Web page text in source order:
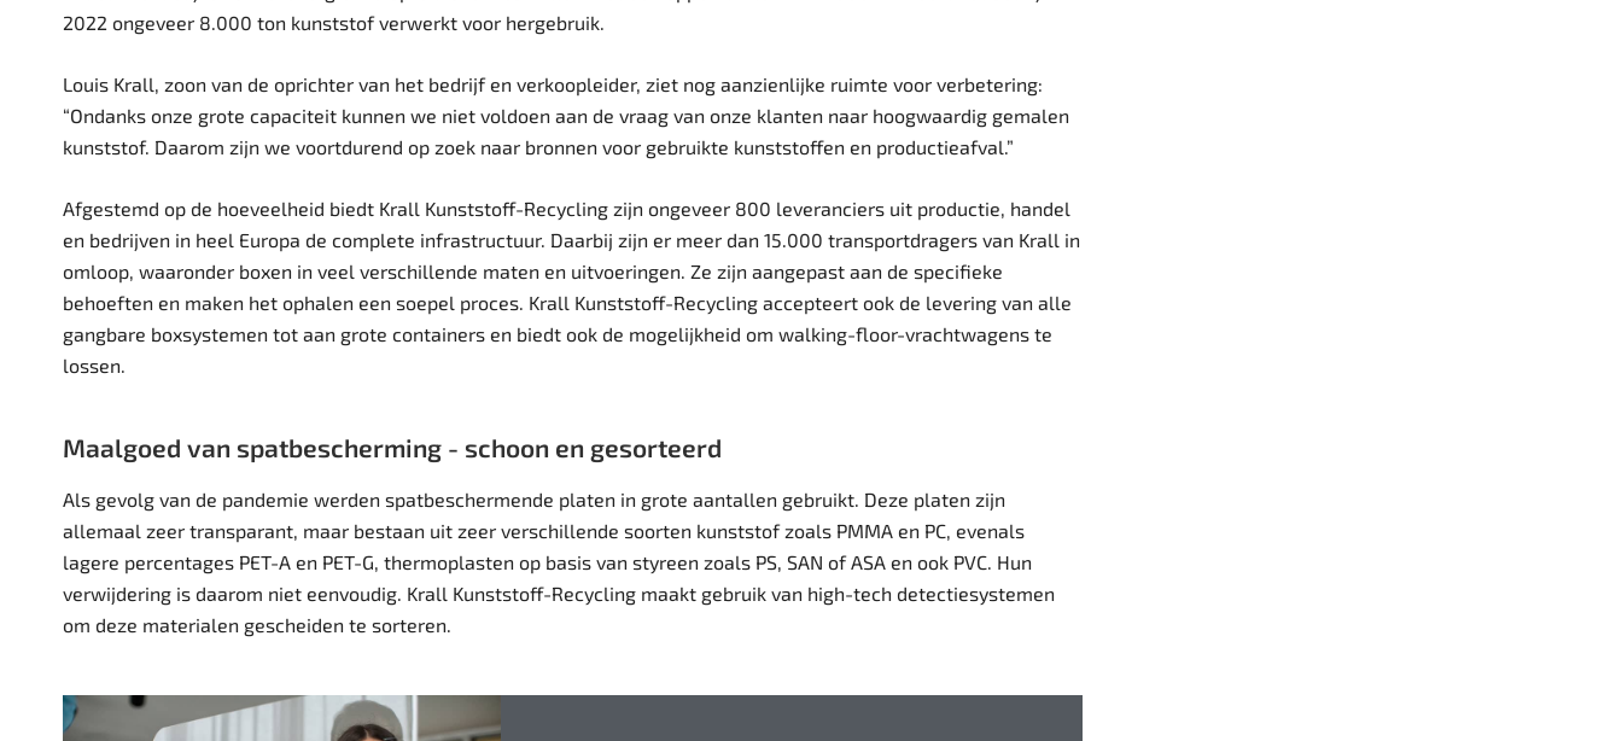
2022 ongeveer 8.000 ton kunststof verwerkt voor hergebruik.
Louis Krall, zoon van de oprichter van het bedrijf en verkoopleider, ziet nog aanzienlijke ruimte voor verbetering:
“Ondanks onze grote capaciteit kunnen we niet voldoen aan de vraag van onze klanten naar hoogwaardig gemalen
kunststof. Daarom zijn we voortdurend op zoek naar bronnen voor gebruikte kunststoffen en productieafval.”
Afgestemd op de hoeveelheid biedt Krall Kunststoff-Recycling zijn ongeveer 800 leveranciers uit productie, handel
en bedrijven in heel Europa de complete infrastructuur. Daarbij zijn er meer dan 15.000 transportdragers van Krall in
omloop, waaronder boxen in veel verschillende maten en uitvoeringen. Ze zijn aangepast aan de specifieke
behoeften en maken het ophalen een soepel proces. Krall Kunststoff-Recycling accepteert ook de levering van alle
gangbare boxsystemen tot aan grote containers en biedt ook de mogelijkheid om walking-floor-vrachtwagens te
lossen.
Maalgoed van spatbescherming - schoon en gesorteerd
Als gevolg van de pandemie werden spatbeschermende platen in grote aantallen gebruikt. Deze platen zijn
allemaal zeer transparant, maar bestaan uit zeer verschillende soorten kunststof zoals PMMA en PC, evenals
lagere percentages PET-A en PET-G, thermoplasten op basis van styreen zoals PS, SAN of ASA en ook PVC. Hun
verwijdering is daarom niet eenvoudig. Krall Kunststoff-Recycling maakt gebruik van high-tech detectiesystemen
om deze materialen gescheiden te sorteren.